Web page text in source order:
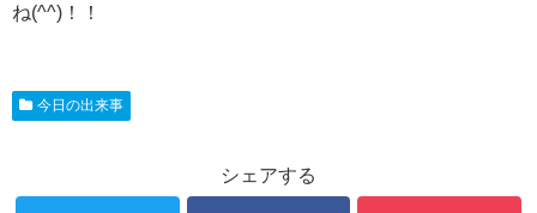
ね(^^)！！
今日の出来事
シェアする